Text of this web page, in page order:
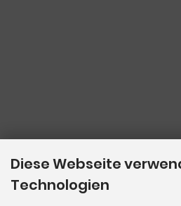
Diese Webseite
Technologien